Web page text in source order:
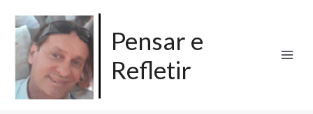
para
conteúdo
Pensar e
Refletir